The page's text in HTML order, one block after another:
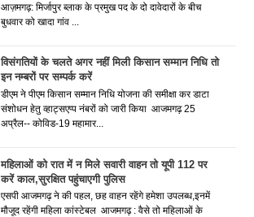
आज़मगढ़: मिर्जापुर ब्लाक के प्रमुख पद के दो दावेदारों के बीच
बुधवार को खादा गांव ...
विसंगतियों के चलते अगर नहीं मिली किसान सम्मान निधि तो
इन नम्बरों पर सम्पर्क करें
डीएम ने पीएम किसान सम्मान निधि योजना की समीक्षा कर डाटा
संशोधन हेतु व्हाट्सएप्प नंबरों को जारी किया आजमगढ़ 25
अप्रैल-- कोविड-19 महामार...
महिलाओं को रात में न मिले सवारी वाहन तो यूपी 112 पर
करें काल,सुरक्षित पहुंचाएगी पुलिस
एसपी आजमगढ़ ने की पहल, छह वाहन रहेंगे हमेशा उपलब्ध,इनमें
मौजूद रहेंगी महिला कांस्टेबल आजमगढ़ : वैसे तो महिलाओं के